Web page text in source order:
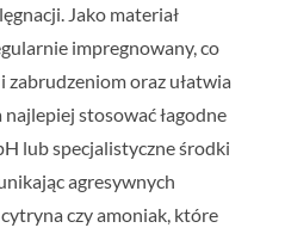
Jako materiał
impregnowany, co
oraz ułatwia
najlepiej stosować łagodne
lub specjalistyczne środki
agresywnych
czy amoniak, które